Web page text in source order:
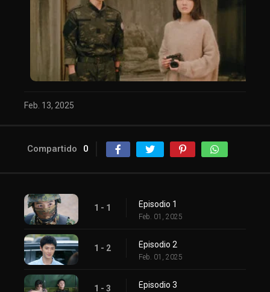
Feb. 13, 2025
Compartido 0
1 - 1 Episodio 1
Feb. 01, 2025
1 - 2 Episodio 2
Feb. 01, 2025
1 - 3 Episodio 3